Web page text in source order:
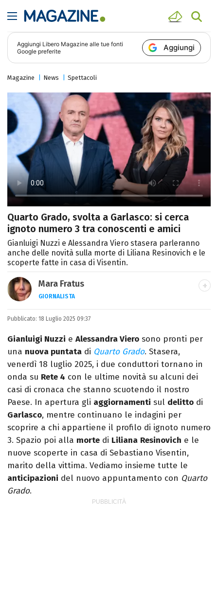
Aggiungi Libero Magazine alle tue fonti
Google preferite
Aggiungi
Magazine News Spettacoli
Quarto Grado, svolta a Garlasco: si cerca
ignoto numero 3 tra conoscenti e amici
Gianluigi Nuzzi e Alessandra Viero stasera parleranno
anche delle novità sulla morte di Liliana Resinovich e le
scoperte fatte in casa di Visentin.
Mara Fratus
GIORNALISTA
Nella mia vita non possono mancare, il
silenzio, il mare e Il Libro dell'inquietudine
sul comodino, insieme a un romanzo di
Zafon.
Pubblicato: 18 Luglio 2025 09:37
Gianluigi Nuzzi e Alessandra Viero sono pronti per
una nuova puntata di Quarto Grado. Stasera,
venerdì 18 luglio 2025, i due conduttori tornano in
onda su Rete 4 con le ultime novità su alcuni dei
casi di cronaca che stanno scuotendo il nostro
Paese. In apertura gli aggiornamenti sul delitto di
Garlasco, mentre continuano le indagini per
scoprire a chi appartiene il profilo di ignoto numero
3. Spazio poi alla morte di Liliana Resinovich e le
nuove scoperte in casa di Sebastiano Visentin,
marito della vittima. Vediamo insieme tutte le
anticipazioni del nuovo appuntamento con Quarto
Grado.